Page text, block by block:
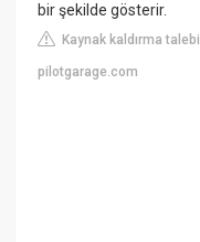
bir şekilde gösterir.
Kaynak kaldırma talebi
pilotgarage.com